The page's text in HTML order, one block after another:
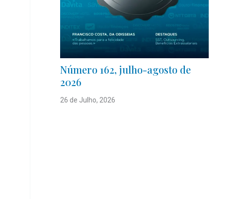
Número 162, julho-agosto de
2026
26 de Julho, 2026